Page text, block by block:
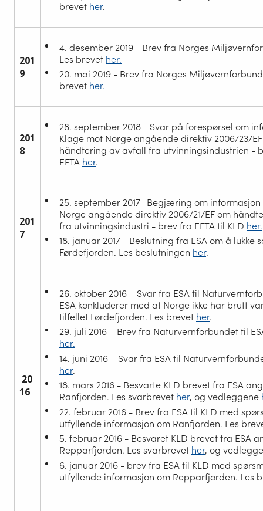
brevet her.
201
9
4. desember 2019 - Brev fra Norges
Les brevet her.
20. mai 2019 - Brev fra Norges Miljøvernforbund
brevet her.
201
8
28. september 2018 - Svar på forespørsel om
Klage mot Norge angående direktiv 2006/23/
håndtering av avfall fra utvinningsindustrien -
EFTA her.
201
7
25. september 2017 -Begjæring om
Norge angående direktiv 2006/21/EF om
fra utvinningsindustri - brev fra EFTA til KLD her.
18. januar 2017 - Beslutning fra ESA om å lukke
Førdefjorden. Les beslutningen her.
20
16
26. oktober 2016 – Svar fra ESA til
ESA konkluderer med at Norge ikke har brutt
tilfellet Førdefjorden. Les brevet her.
29. juli 2016 – Brev fra Naturvernforbundet til
her.
14. juni 2016 – Svar fra ESA til
her.
18. mars 2016 - Besvarte KLD brevet fra ESA
Ranfjorden. Les svarbrevet her, og vedleggene
22. februar 2016 - Brev fra ESA til KLD med
utfyllende informasjon om Ranfjorden. Les
5. februar 2016 - Besvaret KLD brevet fra ESA
Repparfjorden. Les svarbrevet her, og
6. januar 2016 - brev fra ESA til KLD med
utfyllende informasjon om Repparfjorden. Les